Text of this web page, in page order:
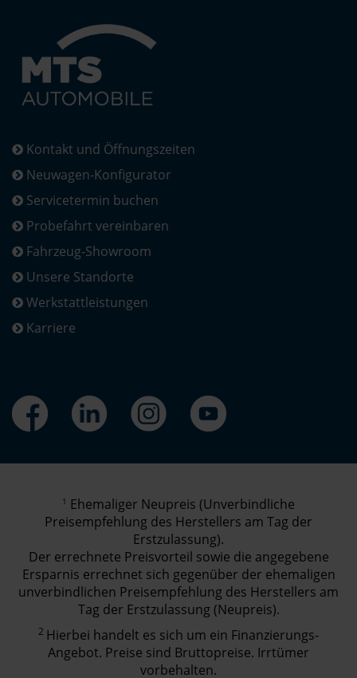
Kontakt und Öffnungszeiten
Neuwagen-Konfigurator
Servicetermin buchen
Probefahrt vereinbaren
Fahrzeug-Showroom
Unsere Standorte
Werkstattleistungen
Karriere
1 Ehemaliger Neupreis (Unverbindliche
Preisempfehlung des Herstellers am Tag der
Erstzulassung).
Der errechnete Preisvorteil sowie die angegebene
Ersparnis errechnet sich gegenüber der ehemaligen
unverbindlichen Preisempfehlung des Herstellers am
Tag der Erstzulassung (Neupreis).
2 Hierbei handelt es sich um ein Finanzierungs-
Angebot. Preise sind Bruttopreise. Irrtümer
vorbehalten.